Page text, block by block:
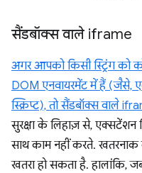
सैंडबॉक्स वाले iframe
अगर आपको किसी स्ट्रिंग
DOM एनवायरमेंट में हैं (जैसे,
स्क्रिप्ट), तो सैंडबॉक्स वाले
सुरक्षा के लिहाज़ से, एक्सटेंशन
साथ काम नहीं करते. खतरनाक
खतरा हो सकता है. हालांकि,